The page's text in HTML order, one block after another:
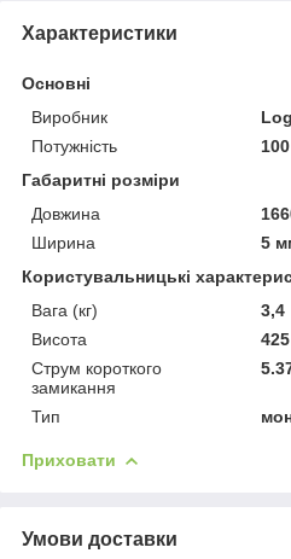
Характеристики
Основні
Виробник
Потужність
Габаритні розміри
Довжина
Ширина
5
Користувальницькі
Вага (кг)
3,4
Висота
Струм короткого
замикання
Тип
Приховати
Умови доставки